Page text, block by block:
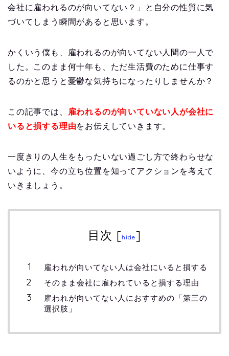
会社に雇われるのが向いてない？」と自分の性質に気
づいてしまう瞬間があると思います。
かくいう僕も、雇われるのが向いてない人間の一人で
した。このまま何十年も、ただ生活費のために仕事す
るのかと思うと憂鬱な気持ちになったりしませんか？
この記事では、
雇われるのが向いていない人が会社に
いると損する理由をお伝えしていきます。
一度きりの人生をもったいない過ごし方で終わらせな
いように、今の立ち位置を知ってアクションを考えて
いきましょう。
目次 [hide]
雇われが向いてない人は会社にいると損する
そのまま会社に雇われていると損する理由
雇われが向いてない人におすすめの「第三の
選択肢」